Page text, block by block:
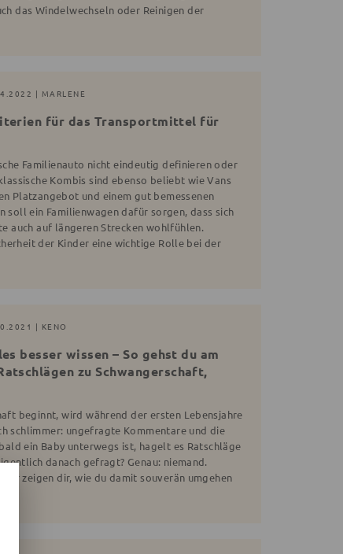
das Windelwechseln oder Reinigen der
| MARLENE
für das Transportmittel für
Familienauto nicht eindeutig definieren oder
Kombis sind ebenso beliebt wie Vans
Platzangebot und einem gut bemessenen
soll ein Familienwagen dafür sorgen, dass sich
auch auf längeren Strecken wohlfühlen.
der Kinder eine wichtige Rolle bei der
| KENO
besser wissen – So gehst du am
zu Schwangerschaft,
beginnt, wird während der ersten Lebensjahre
schlimmer: ungefragte Kommentare und die
ein Baby unterwegs ist, hagelt es Ratschläge
danach gefragt? Genau: niemand.
zeigen dir, wie du damit souverän umgehen